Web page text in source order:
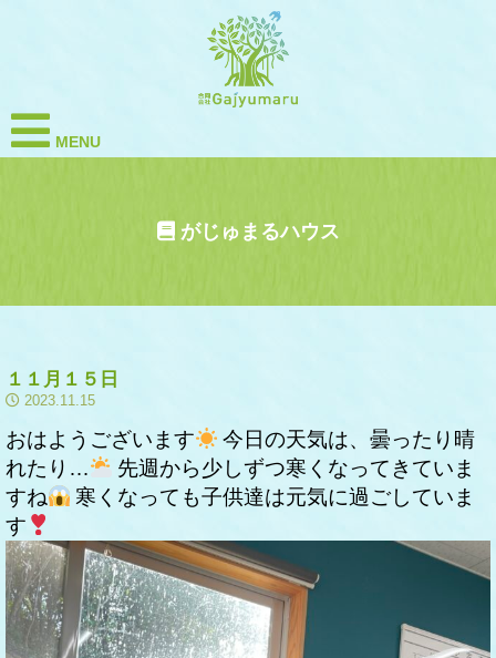
MENU
がじゅまるハウス
１１月１５日
2023.11.15
おはようございます
今日の天気は、曇ったり晴
れたり…
先週から少しずつ寒くなってきていま
すね
寒くなっても子供達は元気に過ごしていま
す